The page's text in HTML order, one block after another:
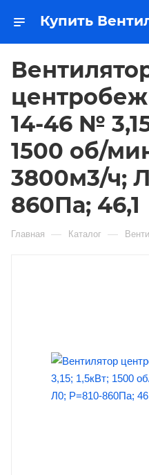
14-46 №
1500 об/
3800м3/ч;
860Па; 46,1
Главная — Каталог —